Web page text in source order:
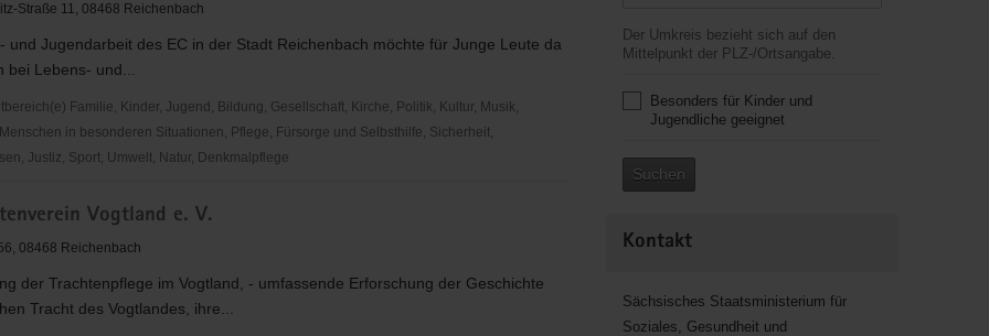
Straße 11, 08468 Reichenbach
und Jugendarbeit des EC in der Stadt Reichenbach möchte für Junge Leute da
bei Lebens- und...
Familie, Kinder, Jugend, Bildung, Gesellschaft, Kirche, Politik, Kultur, Musik,
in besonderen Situationen, Pflege, Fürsorge und Selbsthilfe, Sicherheit,
Justiz, Sport, Umwelt, Natur, Denkmalpflege
Vogtland e. V.
08468 Reichenbach
der Trachtenpflege im Vogtland, - umfassende Erforschung der Geschichte
Tracht des Vogtlandes, ihre...
Der Umkreis bezieht sich auf den
Mittelpunkt der PLZ-/Ortsangabe.
Besonders für Kinder und
Jugendliche geeignet
Suchen
Kontakt
Sächsisches Staatsministerium für
Soziales, Gesundheit und